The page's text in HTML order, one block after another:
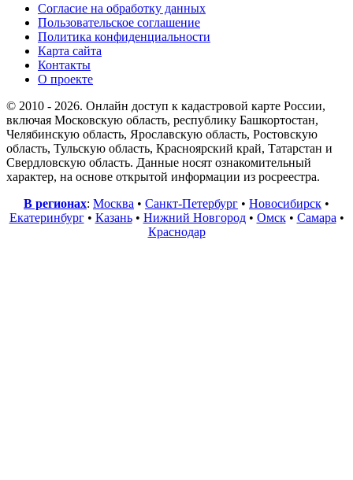
Согласие на обработку данных
Пользовательское соглашение
Политика конфиденциальности
Карта сайта
Контакты
О проекте
© 2010 - 2026. Онлайн доступ к кадастровой карте России,
включая Московскую область, республику Башкортостан,
Челябинскую область, Ярославскую область, Ростовскую
область, Тульскую область, Красноярский край, Татарстан и
Свердловскую область. Данные носят ознакомительный
характер, на основе открытой информации из росреестра.
В регионах: Москва • Санкт-Петербург • Новосибирск •
Екатеринбург• Казань• Нижний Новгород• Омск• Самара •
Краснодар